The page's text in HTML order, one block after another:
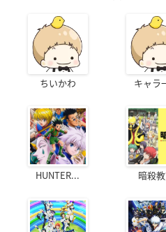
ちいかわ キャラ
HUNTER... 暗殺